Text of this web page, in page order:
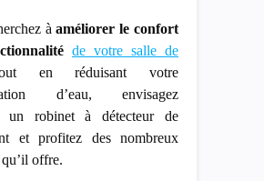
àaméliorer le confort
de votre salle de
en réduisant votre
d’eau, envisagez
un robinet à détecteur de
et profitez des nombreux
offre.